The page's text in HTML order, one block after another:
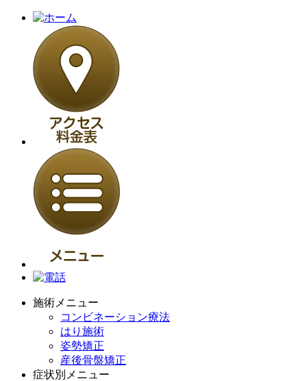
施術メニュー
コンビネーション療法
はり施術
姿勢矯正
産後骨盤矯正
症状別メニュー